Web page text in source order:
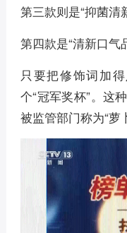
第三款则是“抑菌清
第四款是“清新口气
只要把修饰词加
个“冠军奖杯”。这
被监管部门称为“萝